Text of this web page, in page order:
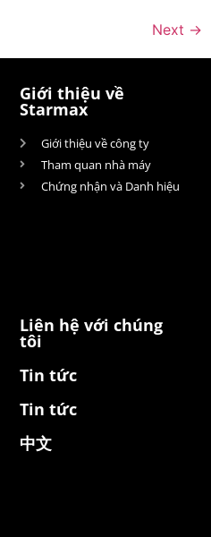
Next →
Giới thiệu về
Starmax
Giới thiệu về công ty
Tham quan nhà máy
Chứng nhận và Danh hiệu
Liên hệ với chúng
tôi
Tin tức
Tin tức
中文